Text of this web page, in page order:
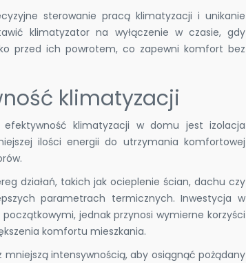
sterowanie pracą klimatyzacji i unikanie
klimatyzator na wyłączenie w czasie, gdy
przed ich powrotem, co zapewni komfort bez
klimatyzacji
efektywność klimatyzacji w domu jest izolacja
ilości energii do utrzymania komfortowej
działań, takich jak ocieplenie ścian, dachu czy
parametrach termicznych. Inwestycja w
jednak przynosi wymierne korzyści
komfortu mieszkania.
mniejszą intensywnością, aby osiągnąć pożądany